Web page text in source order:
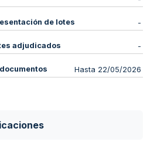
de lotes -
adjudicados -
Hasta 22/05/2026